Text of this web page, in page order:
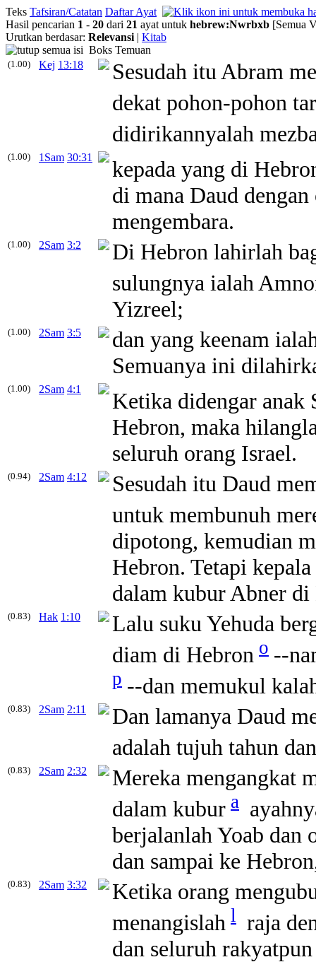
Teks Tafsiran/Catatan Daftar Ayat
Hasil pencarian 1 - 20 dari 21 ayat untuk hebrew:Nwrbxb [Semua
Urutkan berdasar: Relevansi | Kitab
Boks Temuan
(1.00) Kej 13:18
Sesudah itu Abram
dekat pohon-pohon
didirikannyalah
(1.00) 1Sam 30:31
kepada yang di
di mana Daud
mengembara.
(1.00) 2Sam 3:2
Di Hebron lahirlah
sulungnya ialah
Yizreel;
(1.00) 2Sam 3:5
dan yang keenam
Semuanya ini
(1.00) 2Sam 4:1
Ketika didengar anak
Hebron, maka
seluruh orang Israel.
(0.94) 2Sam 4:12
Sesudah itu Daud
untuk membunuh
dipotong, kemudian
Hebron. Tetapi
dalam kubur Abner di
(0.83) Hak 1:10
Lalu suku Yehuda
diam di Hebron o --
p --dan memukul
(0.83) 2Sam 2:11
Dan lamanya Daud
adalah tujuh tahun
(0.83) 2Sam 2:32
Mereka mengangkat
dalam kubur a
berjalanlah Yoab dan
dan sampai ke
(0.83) 2Sam 3:32
Ketika orang
menangislah l raja
dan seluruh